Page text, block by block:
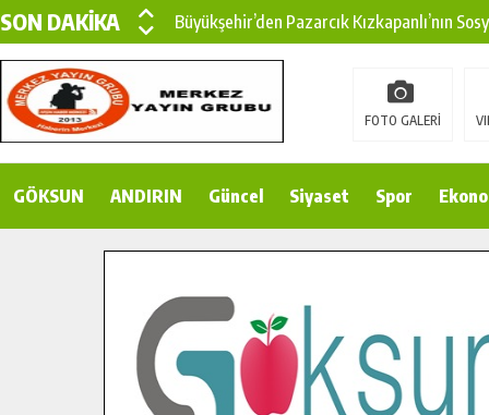
SON DAKİKA
Büyükşehir’den Pazarcık Kızkapanlı’nın
Büyükşehir’den Pazarcık Kırsalına Modern
Çin’den KSÜ’ye Uluslararası Başarı:
Gençler Pusula Maraş Kampında Yeni
İlçe Jandarma Komutanı Karakaya’dan
Bertiz’in Yeni Köprüsünde Sona Doğru.
FOTO GALERİ
GÖKSUN ANDIRIN Güncel Siyaset Spor